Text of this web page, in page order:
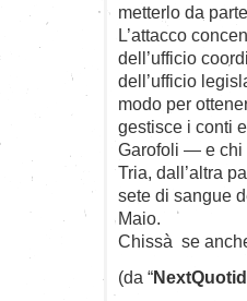
metterlo da
L’attacco
dell’ufficio
dell’ufficio
modo per
gestisce i conti
Garofoli — e chi
Tria, dall’altra
sete di sangue
Maio.
Chissà se
(da “